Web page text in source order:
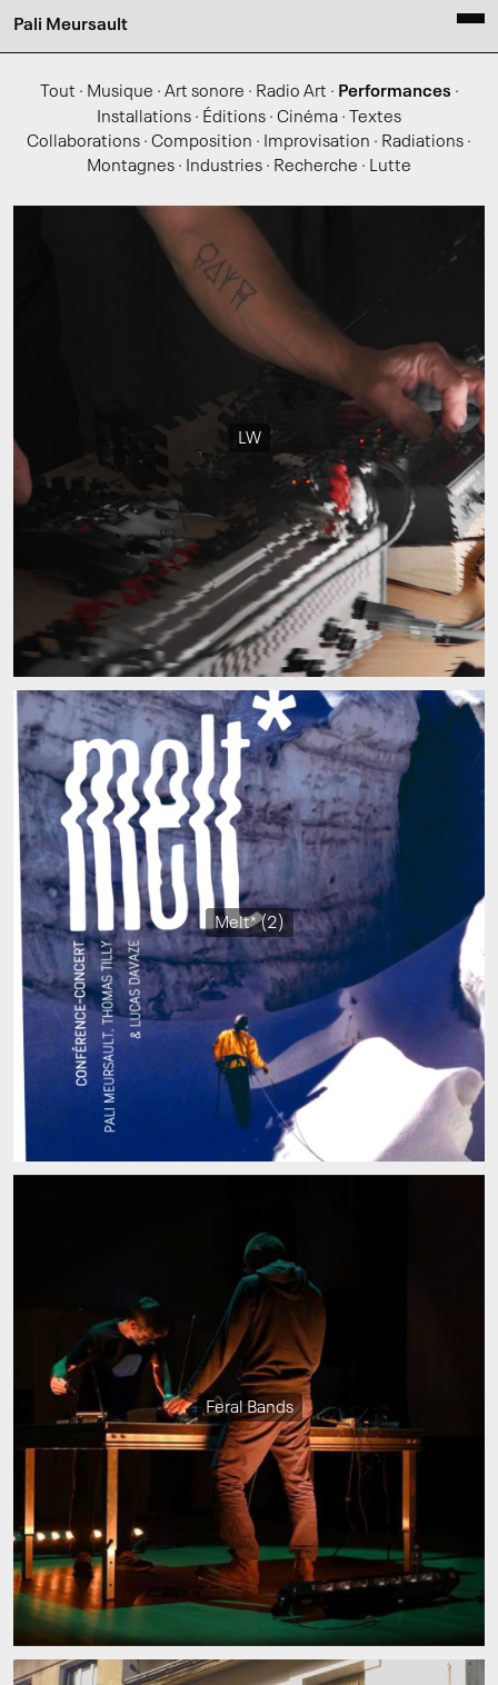
Pali Meursault
Tout · Musique · Art sonore · Radio Art · Performances ·
Installations · Éditions · Cinéma ·
Textes
Collaborations · Composition · Improvisation · Radiations ·
Montagnes · Industries · Recherche · Lutte
LW
Melt* (2)
Feral Bands